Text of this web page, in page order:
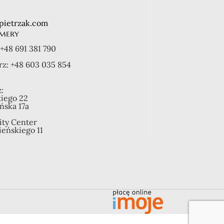
+48 691 381 790
+48 603 035 854
22
17a
Center
11